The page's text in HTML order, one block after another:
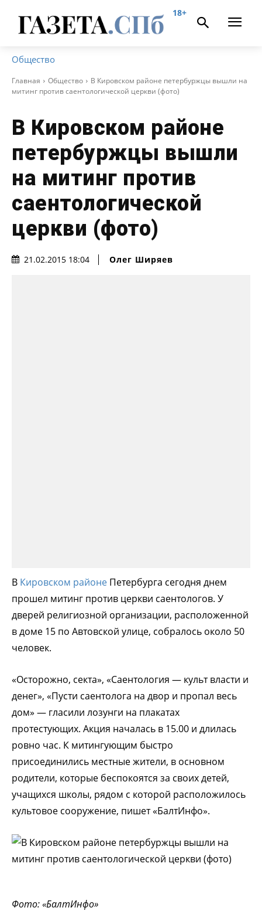
18+
Общество
Главная Общество
В Кировском районе петербуржцы вышли на
митинг против саентологической церкви (фото)
В Кировском районе
петербуржцы вышли
на митинг против
саентологической
церкви (фото)
21.02.2015 18:04 Олег Ширяев
В Кировском районе Петербурга сегодня днем
прошел митинг против церкви саентологов. У
дверей религиозной организации, расположенной
в доме 15 по Автовской улице, собралось около 50
человек.
«Осторожно, секта», «Саентология — культ власти и
денег», «Пусти саентолога на двор и пропал весь
дом» — гласили лозунги на плакатах
протестующих. Акция началась в 15.00 и длилась
ровно час. К митингующим быстро
присоединились местные жители, в основном
родители, которые беспокоятся за своих детей,
учащихся школы, рядом с которой расположилось
культовое сооружение, пишет «БалтИнфо».
Фото: «БалтИнфо»